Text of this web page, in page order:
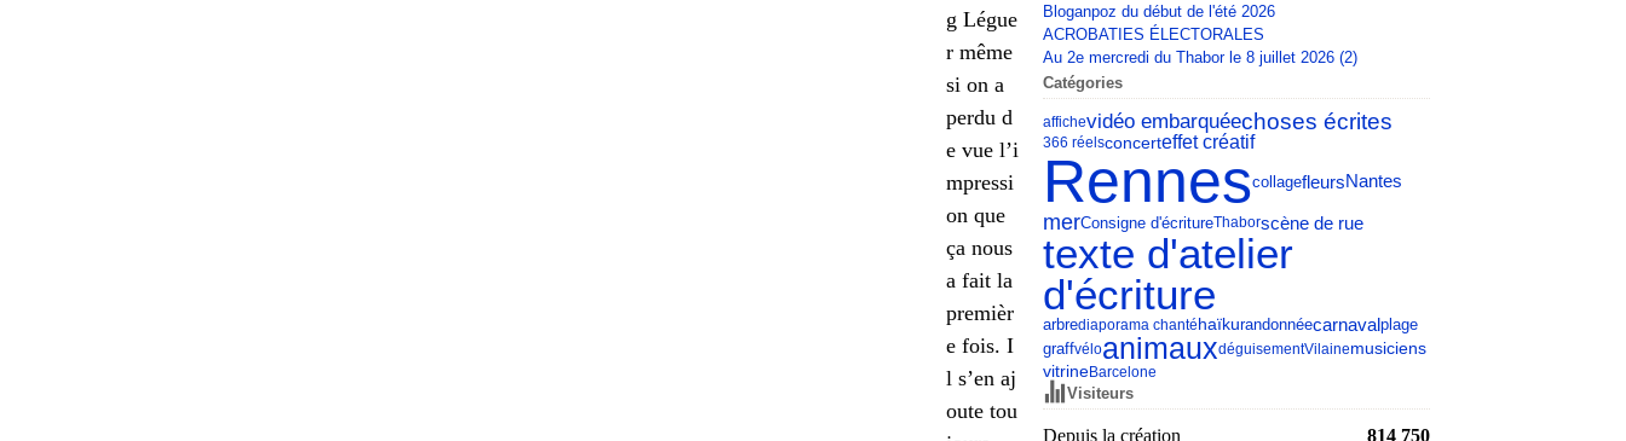
g Légue
r même
si on a
perdu d
e vue l’i
mpressi
on que
ça nous
a fait la
premièr
e fois. I
l s’en aj
oute tou
Bloganpoz du début de l'été 2026
ACROBATIES ÉLECTORALES
Au 2e mercredi du Thabor le 8 juillet 2026 (2)
Catégories
affichevidéo embarquéechoses écrites
366 réelsconcerteffet créatif
RennescollagefleursNantes
merConsigne d'écritureThaborscène de rue
texte d'atelier
d'écriture
arbrediaporama chanté haïkurandonnéecarnavalplage
graffvéloanimauxdéguisementVilainemusiciens
vitrineBarcelone
Visiteurs
Depuis la création
814 750